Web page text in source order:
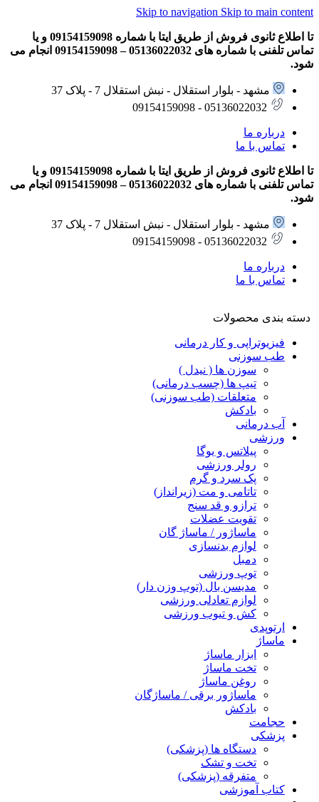
Skip to navigation Skip to main content
تا اطلاع ثانوی فروش از طریق ایتا با شماره 09154159098 و یا
تماس تلفنی با شماره های 05136022032 – 09154159098 انجام می
شود.
مشهد - بلوار استقلال - نبش استقلال 7 - پلاک 37
05136022032 - 09154159098
درباره ما
تماس با ما
تا اطلاع ثانوی فروش از طریق ایتا با شماره 09154159098 و یا
تماس تلفنی با شماره های 05136022032 – 09154159098 انجام می
شود.
مشهد - بلوار استقلال - نبش استقلال 7 - پلاک 37
05136022032 - 09154159098
درباره ما
تماس با ما
دسته بندی محصولات
فیزیوتراپی و کار درمانی
طب سوزنی
سوزن ها ( نیدل )
تیپ ها (چسب درمانی)
متعلقات (طب سوزنی)
بادکش
آب درمانی
ورزشی
پیلاتس و یوگا
رولر ورزشی
پک سرد و گرم
تاتامی و مت (زیرانداز)
ترازو و قد سنج
تقویت عضلات
ماساژور / ماساژ گان
لوازم بدنسازی
دمبل
توپ ورزشی
مدیسن بال (توپ وزن دار)
لوازم تعادلی ورزشی
کش و تیوب ورزشی
ارتوپدی
ماساژ
ابزار ماساژ
تخت ماساژ
روغن ماساژ
ماساژور برقی / ماساژگان
بادکش
حجامت
پزشکی
دستگاه ها (پزشکی)
تخت و تشک
متفرقه (پزشکی)
کتاب آموزشی